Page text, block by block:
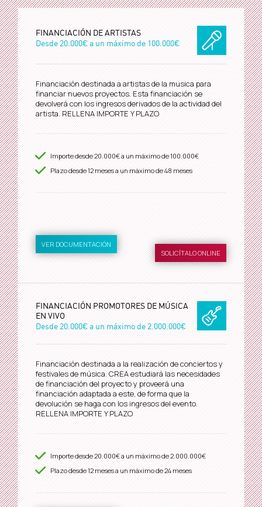
FINANCIACIÓN DE ARTISTAS
Desde20.000€a un máximo de100.000€
Financiación destinada a artistas de la musica para
financiar nuevos proyectos. Esta financiación se
devolverá con los ingresos derivados de la actividad del
artista. RELLENA IMPORTE Y PLAZO
Importe desde20.000€a un máximo de100.000€
Plazo desde12meses a un máximo de 48 meses
VER DOCUMENTACIÓN
SOLICÍTALO ONLINE
FINANCIACIÓN PROMOTORES DE MÚSICA
EN VIVO
Desde20.000€a un máximo de2.000.000€
Financiación destinada a la realización de conciertos y
festivales de música. CREA estudiará las necesidades
de financiación del proyecto y proveerá una
financiación adaptada a este, de forma que la
devolución se haga con los ingresos del evento.
RELLENA IMPORTE Y PLAZO
Importe desde20.000€a un máximo de2.000.000€
Plazo desde12meses a un máximo de 24 meses